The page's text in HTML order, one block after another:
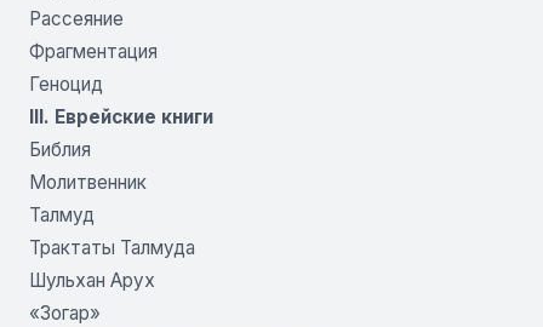
Рассеяние
Фрагментация
Геноцид
III. Еврейские книги
Библия
Молитвенник
Талмуд
Трактаты Талмуда
Шульхан Арух
«Зогар»